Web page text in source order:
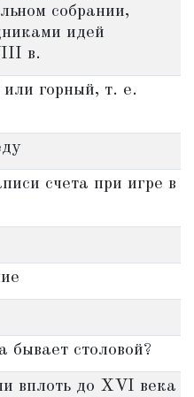
собрании,
идей
в.
горный, т. е.
счета при игре в
столовой?
вплоть до XVI века